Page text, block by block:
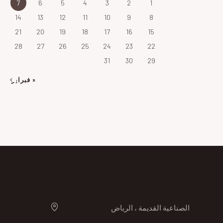
1
2
3
4
5
6
7
8
9
10
11
12
13
14
15
16
17
18
19
20
21
22
23
24
25
26
27
28
29
30
31
« فبراير
الصناعية القديمة ، الرياض